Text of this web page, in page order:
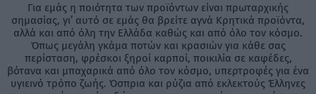
Για εμάς η ποιότητα των προϊόντων είναι πρωταρχικής
σημασίας, γι’ αυτό σε εμάς θα βρείτε αγνά Κρητικά προϊόντα,
αλλά και από όλη την Ελλάδα καθώς και από όλο τον κόσμο.
Όπως μεγάλη γκάμα ποτών και κρασιών για κάθε σας
περίσταση, φρέσκοι ξηροί καρποί, ποικιλία σε καφέδες,
βότανα και μπαχαρικά από όλο τον κόσμο, υπερτροφές για ένα
υγιεινό τρόπο ζωής. Όσπρια και ρύζια από εκλεκτούς Έλληνες